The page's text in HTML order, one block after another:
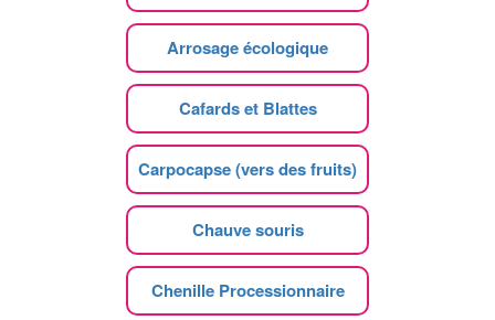
Arrosage écologique
Cafards et Blattes
Carpocapse (vers des fruits)
Chauve souris
Chenille Processionnaire